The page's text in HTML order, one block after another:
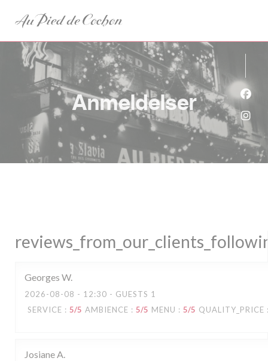
Anmeldelser
Georges W
2026-08-08 - 12:30 - GUESTS 1
SERVICE : 5/5 AMBIENCE : 5/5 MENU : 5/5 QUALITY_PRICE
JosianeA